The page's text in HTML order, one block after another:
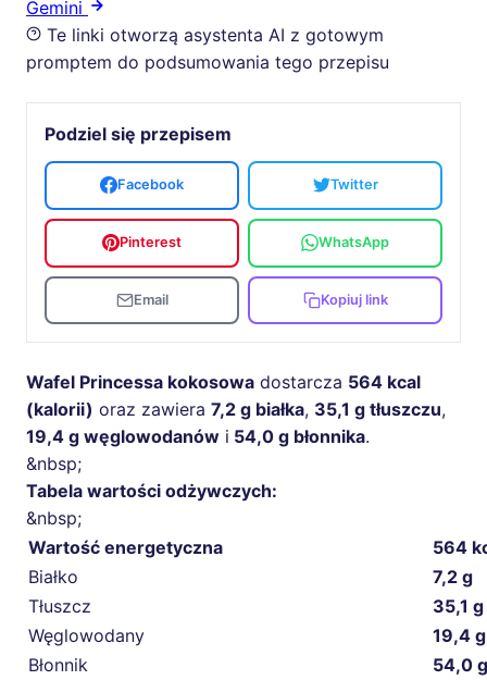
Gemini
Te linki otworzą asystenta AI z gotowym
promptem do podsumowania tego przepisu
Podziel się przepisem
Facebook Twitter
Pinterest WhatsApp
Email Kopiuj link
Wafel Princessa kokosowa dostarcza 564 kcal
(kalorii) oraz zawiera 7,2 g białka, 35,1 g tłuszczu,
19,4 g węglowodanów i 54,0 g błonnika.
&nbsp;
Tabela wartości odżywczych:
&nbsp;
Wartość energetyczna
564
Białko
7,2 g
Tłuszcz
35,1 g
Węglowodany
19,4 g
Błonnik
54,0 g